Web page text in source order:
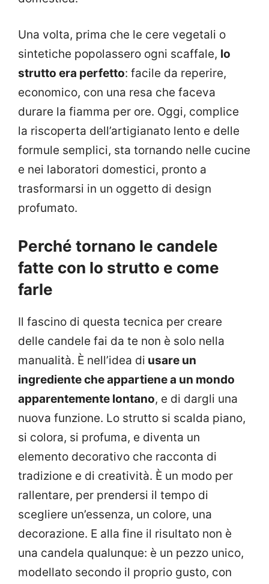
Una volta, prima che le cere vegetali o
sintetiche popolassero ogni scaffale, lo
strutto era perfetto: facile da reperire,
economico, con una resa che faceva
durare la fiamma per ore. Oggi, complice
la riscoperta dell’artigianato lento e delle
formule semplici, sta tornando nelle cucine
e nei laboratori domestici, pronto a
trasformarsi in un oggetto di design
profumato.
Perché tornano le candele
fatte con lo strutto e come
farle
Il fascino di questa tecnica per creare
delle candele fai da te non è solo nella
manualità. È nell’idea di usare un
ingrediente che appartiene a un mondo
apparentemente lontano, e di dargli una
nuova funzione. Lo strutto si scalda piano,
si colora, si profuma, e diventa un
elemento decorativo che racconta di
tradizione e di creatività. È un modo per
rallentare, per prendersi il tempo di
scegliere un’essenza, un colore, una
decorazione. E alla fine il risultato non è
una candela qualunque: è un pezzo unico,
modellato secondo il proprio gusto, con